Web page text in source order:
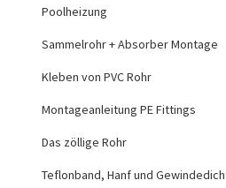
Poolheizung
Sammelrohr + Absorber Montage
Kleben von PVC Rohr
Montageanleitung PE Fittings
Das zöllige Rohr
Teflonband, Hanf und